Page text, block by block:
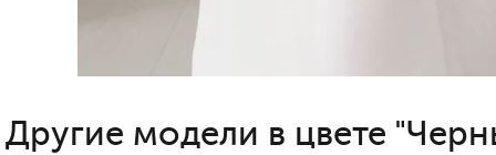
Другие модели в цвете